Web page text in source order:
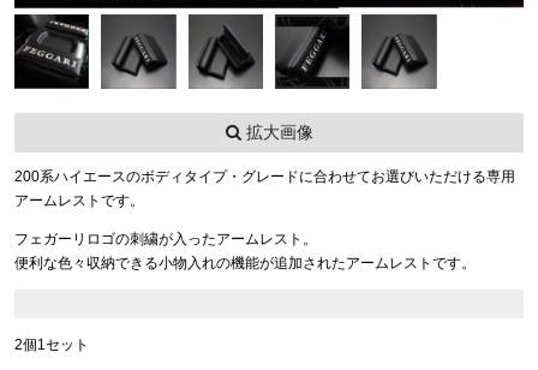
拡大画像
200系ハイエースのボディタイプ・グレードに合わせてお選びいただける専用
アームレストです。
フェガーリロゴの刺繍が入ったアームレスト。
便利な色々収納できる小物入れの機能が追加されたアームレストです。
2個1セット